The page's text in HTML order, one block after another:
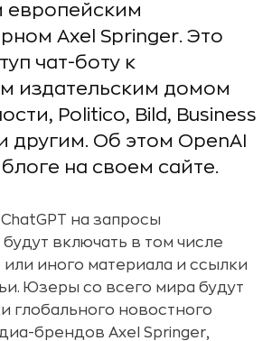
европейским
Axel Springer. Это
чат-боту к
издательским домом
Politico, Bild, Business
другим. Об этом OpenAI
блоге на своем сайте.
на запросы
включать в том числе
или иного материала и ссылки
Юзеры со всего мира будут
глобального новостного
брендов Axel Springer,